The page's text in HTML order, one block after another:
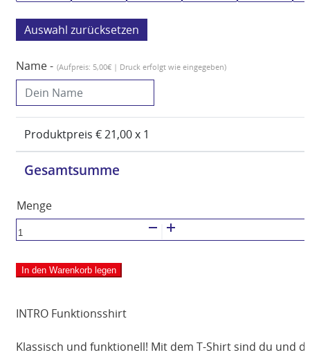
zurücksetzen
Name - (Aufpreis: 5,00€ | Druck erfolgt wie eingegeben)
Produktpreis €21,00x 1
Gesamtsumme
ERIMA
INTRO
Funktionsshirt
Damen
In den Warenkorb legen
INTRO Funktionsshirt
Klassisch und funktionell! Mit dem T-Shirt sind du und